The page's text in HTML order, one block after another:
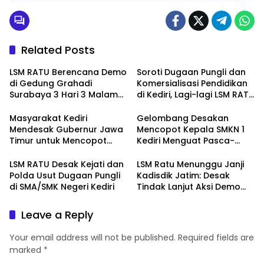
Related Posts
LSM RATU Berencana Demo
di Gedung Grahadi
Surabaya 3 Hari 3 Malam
Marakanya Pungli dan
Korupsi di Cabang Dinas
Pendidikan Kediri
Soroti Dugaan Pungli dan
Komersialisasi Pendidikan
di Kediri, Lagi-lagi LSM RATU
Pemberitahuan Aksi Damai
ke Polrestabes Surabaya
Masyarakat Kediri
Mendesak Gubernur Jawa
Timur untuk Mencopot
Carut Marutnya Pendidikan
di Kediri
Gelombang Desakan
Mencopot Kepala SMKN 1
Kediri Menguat Pasca-
dan Doxing
LSM RATU Desak Kejati dan
Polda Usut Dugaan Pungli
di SMA/SMK Negeri Kediri
LSM Ratu Menunggu Janji
Kadisdik Jatim: Desak
Tindak Lanjut Aksi Demo
Leave a Reply
Your email address will not be published. Required fields are
marked *